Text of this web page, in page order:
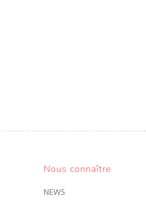
Nous connaître
NEWS